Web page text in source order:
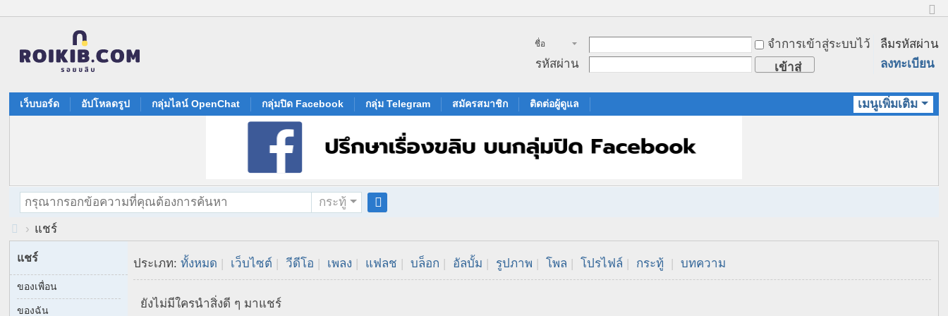
า
ด
ติ
ชื่อ
สมาชิก
จำการเข้าสู่ระบบไว้
ลืมรหัสผ่าน
รหัสผ่าน
เข้าสู่
ลงทะเบียน
เมนูเพิ่มเติม
เว็บบอร์ด อัปโหลดรูป กลุ่มไลน์ OpenChat กลุ่มปิด Facebook กลุ่ม Telegram สมัครสมาชิก ติดต่อผู้ดูแล
กระทู้
้น
ห
า
Ki
b.
› แชร์
แชร์
ของเพื่อน
ของฉัน
ประเภท:ทั้งหมด | เว็บไซต์ | วีดีโอ | เพลง | แฟลช | บล็อก | อัลบั้ม | รูปภาพ | โพล | โปรไฟล์ | กระทู้ | บทความ
ยังไม่มีใครนำสิ่งดี ๆ มาแชร์